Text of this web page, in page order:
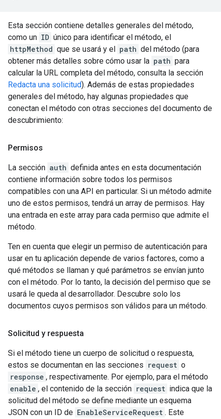
Esta sección contiene detalles generales del método,
como un ID único para identificar el método, el
httpMethod que se usará y el path del método (para
obtener más detalles sobre cómo usar la path para
calcular la URL completa del método, consulta la sección
Redacta una solicitud). Además de estas propiedades
generales del método, hay algunas propiedades que
conectan el método con otras secciones del documento de
descubrimiento:
Permisos
La sección auth definida antes en esta documentación
contiene información sobre todos los permisos
compatibles con una API en particular. Si un método admite
uno de estos permisos, tendrá un array de permisos. Hay
una entrada en este array para cada permiso que admite el
método.
Ten en cuenta que elegir un permiso de autenticación para
usar en tu aplicación depende de varios factores, como a
qué métodos se llaman y qué parámetros se envían junto
con el método. Por lo tanto, la decisión del permiso que se
usará le queda al desarrollador. Descubre solo los
documentos cuyos permisos son válidos para un método.
Solicitud y respuesta
Si el método tiene un cuerpo de solicitud o respuesta,
estos se documentan en las secciones request o
response , respectivamente. Por ejemplo, para el método
enable , el contenido de la sección request indica que la
solicitud del método se define mediante un esquema
JSON con un ID de EnableServiceRequest . Este